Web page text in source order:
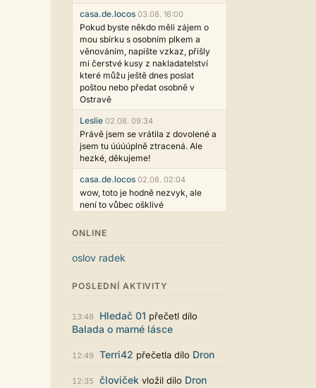
casa.de.locos 03.08. 16:00
Pokud byste někdo měli zájem o
mou sbírku s osobním plkem a
věnováním, napište vzkaz, přišly
mi čerstvé kusy z nakladatelství
které můžu ještě dnes poslat
poštou nebo předat osobně v
Ostravě
Leslie 02.08. 09:34
Právě jsem se vrátila z dovolené a
jsem tu úúúúplně ztracená. Ale
hezké, děkujeme!
casa.de.locos 02.08. 02:04
wow, toto je hodně nezvyk, ale
není to vůbec ošklivé
Už i počet přečtení jde vidět,
reklama co zasahovala do chatu je
myslím také už v pořádku,
Líbí se mi tmavá varianta nového
vzhledu. Na některých místech
jsou sice mezi prvky příliš velké
určitě to půjde upravit místním
funkční a příjemný. Podvedl se.
ONLINE
oslov radek
POSLEDNÍ AKTIVITY
13:48 Hledač 01 přečetl dílo
Balada o marné lásce
12:49 Terri42 přečetla dílo Dron
12:35 človiček vložil dílo Dron